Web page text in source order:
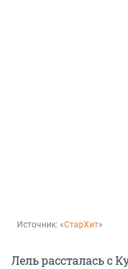
Источник: «СтарХит»
Лель рассталась с